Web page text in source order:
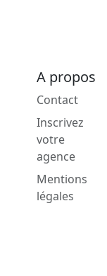
A propos
Contact
Inscrivez
votre
agence
Mentions
légales